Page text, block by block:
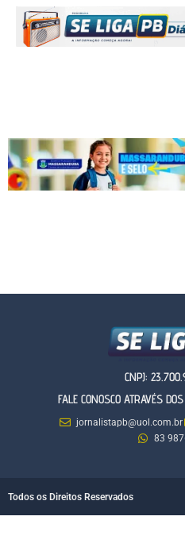
CNPJ:
FALE CONOSCO ATRAVÉS
jornalistapb@uol.com.br
83
Todos os Direitos Reservados